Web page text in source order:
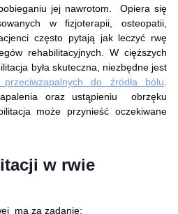
jej nawrotom. Opiera się
w fizjoterapii, osteopatii,
często pytają jak leczyć rwę
rehabilitacyjnych. W cięższych
była skuteczna, niezbędne jest
do źródła bólu
oraz ustąpieniu obrzęku
może przynieść oczekiwane
w rwie
ma za zadanie: